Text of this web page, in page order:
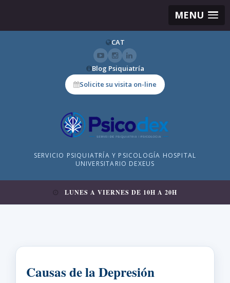
MENU
CAT
Blog Psiquiatría
Solicite su visita on-line
SERVICIO PSIQUIATRÍA Y PSICOLOGÍA HOSPITAL
UNIVERSITARIO DEXEUS
LUNES A VIERNES DE 10H A 20H
Causas de la Depresión